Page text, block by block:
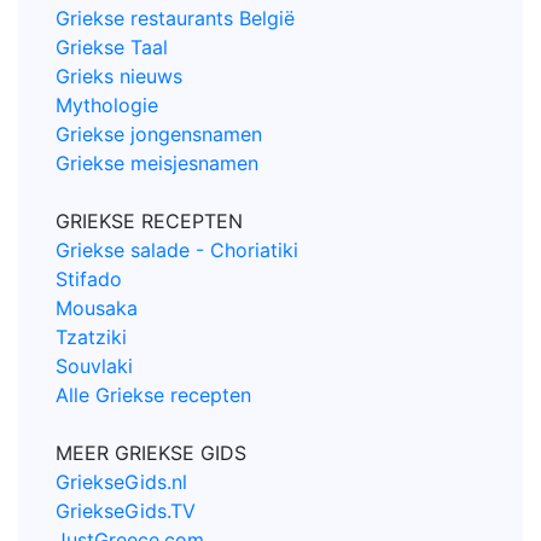
Griekse restaurants België
Griekse Taal
Grieks nieuws
Mythologie
Griekse jongensnamen
Griekse meisjesnamen
GRIEKSE RECEPTEN
Griekse salade - Choriatiki
Stifado
Mousaka
Tzatziki
Souvlaki
Alle Griekse recepten
MEER GRIEKSE GIDS
GriekseGids.nl
GriekseGids.TV